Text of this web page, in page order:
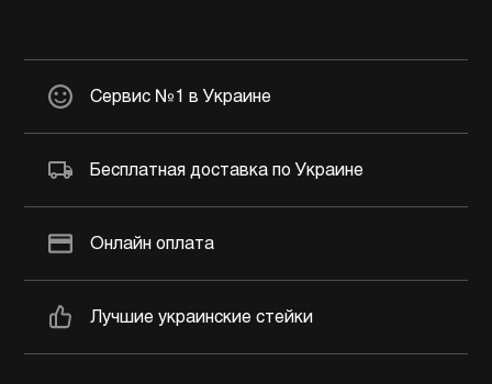
Сервис №1 в Украине
Бесплатная доставка по Украине
Онлайн оплата
Лучшие украинские стейки